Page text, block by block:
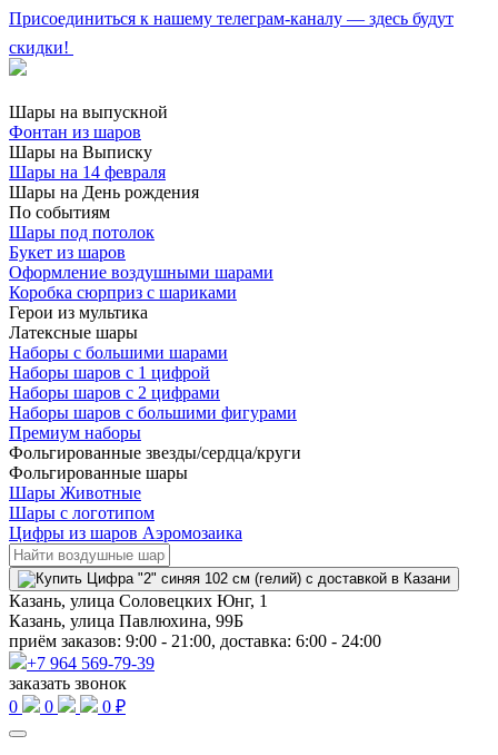
Присоединиться к нашему телеграм-каналу — здесь будут
скидки!
Шары на выпускной
Фонтан из шаров
Шары на Выписку
Шары на 14 февраля
Шары на День рождения
По событиям
Шары под потолок
Букет из шаров
Оформление воздушными шарами
Коробка сюрприз с шариками
Герои из мультика
Латексные шары
Наборы с большими шарами
Наборы шаров с 1 цифрой
Наборы шаров с 2 цифрами
Наборы шаров с большими фигурами
Премиум наборы
Фольгированные звезды/сердца/круги
Фольгированные шары
Шары Животные
Шары с логотипом
Цифры из шаров Аэромозаика
Казань, улица Соловецких Юнг, 1
Казань, улица Павлюхина, 99Б
приём заказов: 9:00 - 21:00, доставка: 6:00 - 24:00
+7 964 569-79-39
заказать звонок
0
0 0 ₽